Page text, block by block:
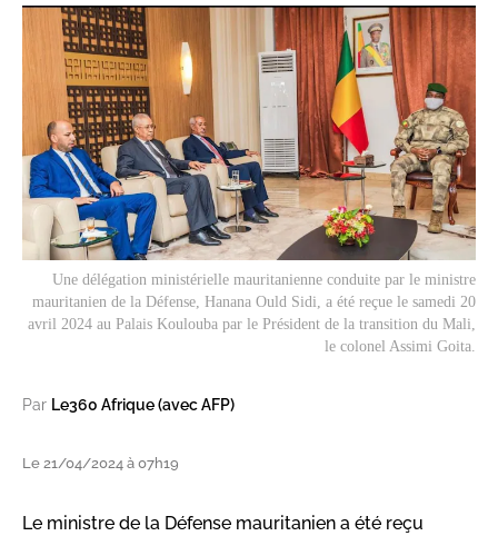
Une délégation ministérielle mauritanienne conduite par le ministre
mauritanien de la Défense, Hanana Ould Sidi, a été reçue le samedi 20
avril 2024 au Palais Koulouba par le Président de la transition du Mali,
le colonel Assimi Goita.
Par Le360 Afrique (avec AFP)
Le 21/04/2024 à 07h19
Le ministre de la Défense mauritanien a été reçu